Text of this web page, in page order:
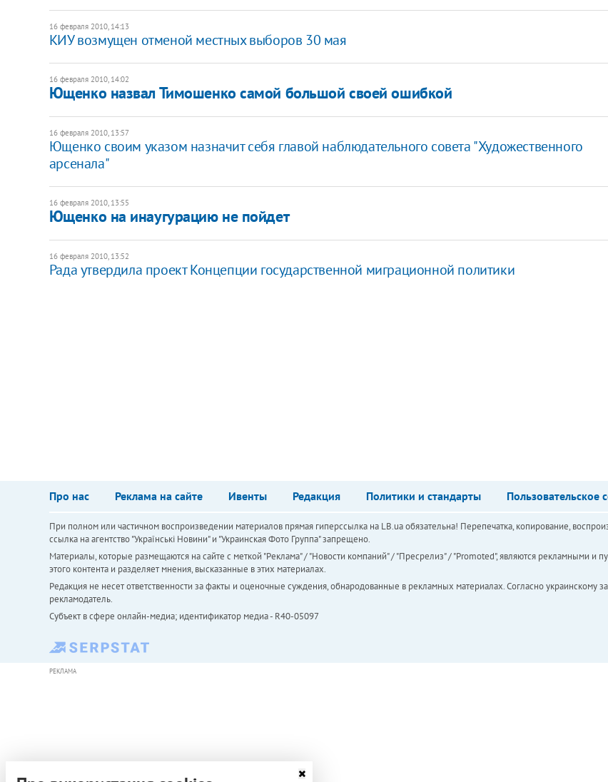
16 февраля 2010, 14:13
КИУ возмущен отменой местных выборов 30 мая
16 февраля 2010, 14:02
Ющенко назвал Тимошенко самой большой своей ошибкой
16 февраля 2010, 13:57
Ющенко своим указом назначит себя главой наблюдательного совета "Художественного
арсенала"
16 февраля 2010, 13:55
Ющенко на инаугурацию не пойдет
16 февраля 2010, 13:52
Рада утвердила проект Концепции государственной миграционной политики
Про нас Реклама на сайте Ивенты Редакция Политики и стандарты Пользовательское
При полном или частичном воспроизведении материалов прямая гиперссылка на LB.ua обязательна! Перепечатка, копирование,
ссылка на агентство "Українськi Новини" и "Украинская Фото Группа" запрещено.
Материалы, которые размещаются на сайте с меткой "Реклама" / "Новости компаний" / "Пресрелиз" / "Promoted", являются рекламными и
этого контента и разделяет мнения, высказанные в этих материалах.
Редакция не несет ответственности за факты и оценочные суждения, обнародованные в рекламных материалах. Согласно украинскому
рекламодатель.
Субъект в сфере онлайн-медиа; идентификатор медиа - R40-05097
РЕКЛАМА